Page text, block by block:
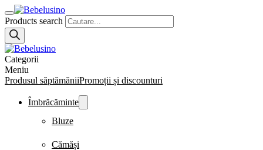
Products search
Categorii
Meniu
Produsul săptămăniiPromoții și discounturi
Îmbrăcăminte
Bluze
Cămăși